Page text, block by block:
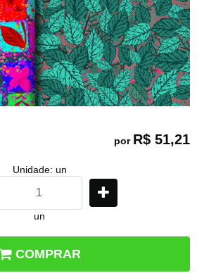
por R$ 51,21
Unidade: un
un
COMPRAR